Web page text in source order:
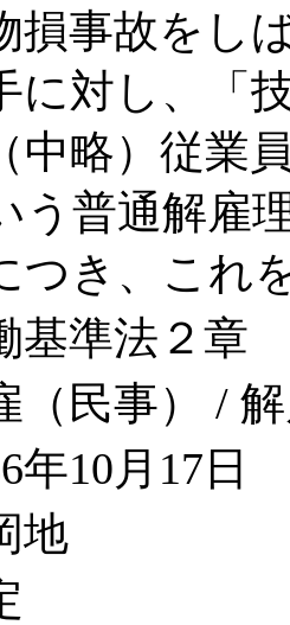
事故をし
に対し、「
中略）従業
う普通解雇
つき、これ
基準法２章
（民事） /
年10月17日
地